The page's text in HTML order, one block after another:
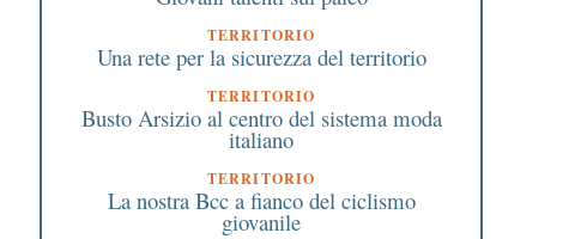
TERRITORIO
Una rete per la sicurezza del territorio
TERRITORIO
Busto Arsizio al centro del sistema moda
italiano
TERRITORIO
La nostra Bcc a fianco del ciclismo
giovanile